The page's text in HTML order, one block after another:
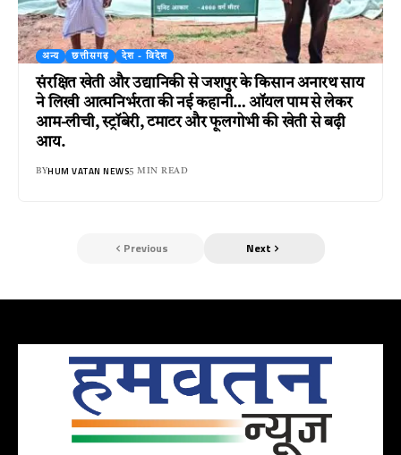
अन्य छत्तीसगढ़ देश - विदेश
संरक्षित खेती और उद्यानिकी से जशपुर के किसान अनारथ साय
ने लिखी आत्मनिर्भरता की नई कहानी… ऑयल पाम से लेकर
आम-लीची, स्ट्रॉबेरी, टमाटर और फूलगोभी की खेती से बढ़ी
आय.
BYHUM VATAN NEWS5 MIN READ
Previous Next